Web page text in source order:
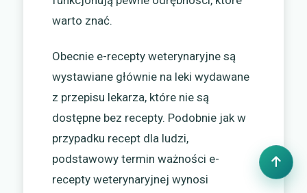
warto znać.
Obecnie e-recepty weterynaryjne są
wystawiane głównie na leki wydawane
z przepisu lekarza, które nie są
dostępne bez recepty. Podobnie jak w
przypadku recept dla ludzi,
podstawowy termin ważności e-
recepty weterynaryjnej wynosi